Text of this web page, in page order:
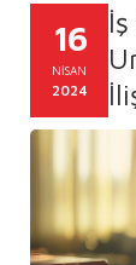
16
NISAN
2024